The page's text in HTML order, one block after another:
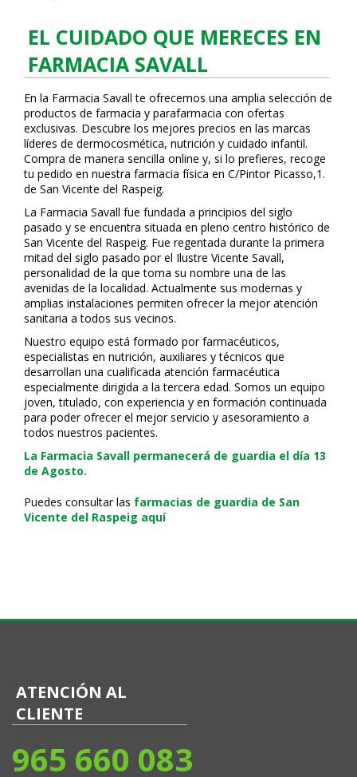
EL CUIDADO QUE MERECES EN
FARMACIA SAVALL
En la Farmacia Savall te ofrecemos una amplia selección de
productos de farmacia y parafarmacia con ofertas
exclusivas. Descubre los mejores precios en las marcas
líderes de dermocosmética, nutrición y cuidado infantil.
Compra de manera sencilla online y, si lo prefieres, recoge
tu pedido en nuestra farmacia física en C/Pintor Picasso,1.
de San Vicente del Raspeig.
La Farmacia Savall fue fundada a principios del siglo
pasado y se encuentra situada en pleno centro histórico de
San Vicente del Raspeig. Fue regentada durante la primera
mitad del siglo pasado por el Ilustre Vicente Savall,
personalidad de la que toma su nombre una de las
avenidas de la localidad. Actualmente sus modernas y
amplias instalaciones permiten ofrecer la mejor atención
sanitaria a todos sus vecinos.
Nuestro equipo está formado por farmacéuticos,
especialistas en nutrición, auxiliares y técnicos que
desarrollan una cualificada atención farmacéutica
especialmente dirigida a la tercera edad. Somos un equipo
joven, titulado, con experiencia y en formación continuada
para poder ofrecer el mejor servicio y asesoramiento a
todos nuestros pacientes.
La Farmacia Savall permanecerá de guardia el día 13
de Agosto.
Puedes consultar las farmacias de guardia de San
Vicente del Raspeig aquí
ATENCIÓN AL
CLIENTE
965 660 083